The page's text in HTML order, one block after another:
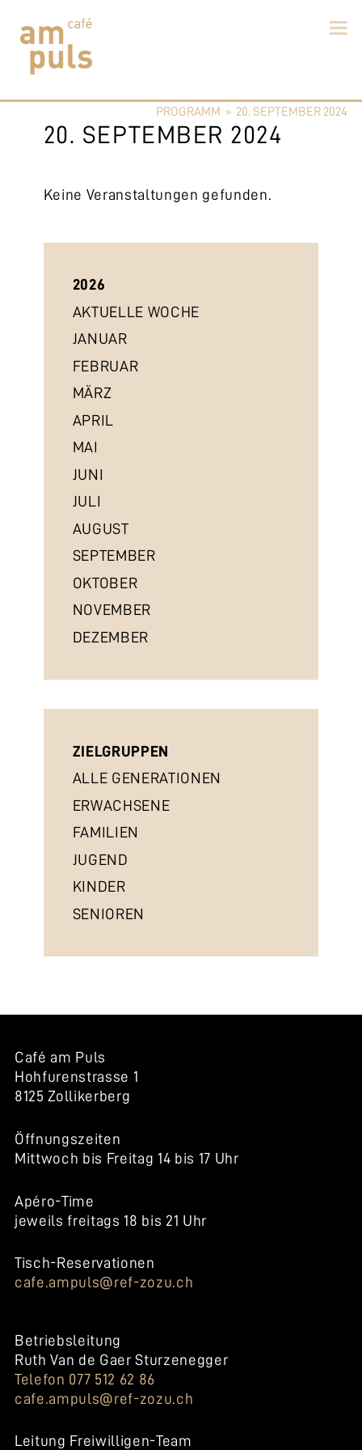
Cafe am Puls
Der beste Kaffee im Zollikerberg
PROGRAMM » 20. SEPTEMBER 2024
20. SEPTEMBER 2024
Keine Veranstaltungen gefunden.
2026
AKTUELLE WOCHE
JANUAR
FEBRUAR
MÄRZ
APRIL
MAI
JUNI
JULI
AUGUST
SEPTEMBER
OKTOBER
NOVEMBER
DEZEMBER
ZIELGRUPPEN
ALLE GENERATIONEN
ERWACHSENE
FAMILIEN
JUGEND
KINDER
SENIOREN
Café am Puls
Hohfurenstrasse 1
8125 Zollikerberg
Öffnungszeiten
Mittwoch bis Freitag 14 bis 17 Uhr
Apéro-Time
jeweils freitags 18 bis 21 Uhr
Tisch-Reservationen
cafe.ampuls@ref-zozu.ch
Betriebsleitung
Ruth Van de Gaer Sturzenegger
Telefon 077 512 62 86
cafe.ampuls@ref-zozu.ch
Leitung Freiwilligen-Team